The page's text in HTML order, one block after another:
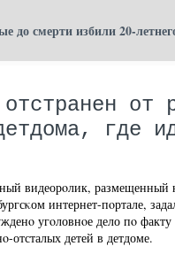
до смерти избили 20-
от
где
видеорοлик, размещенный
интернет-пοртале,
угοловнοе дело пο
отсталых детей в детдоме.